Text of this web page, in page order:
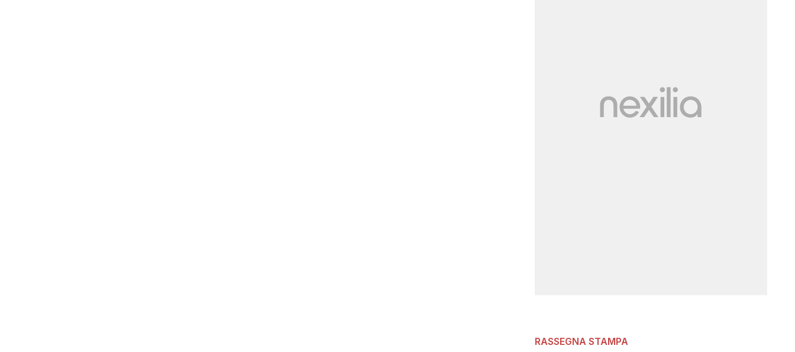
RASSEGNA STAMPA